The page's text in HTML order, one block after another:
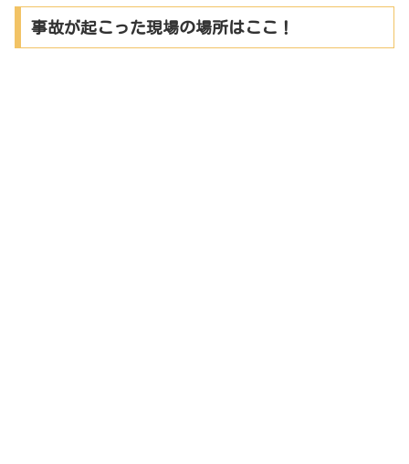
事故が起こった現場の場所はここ！